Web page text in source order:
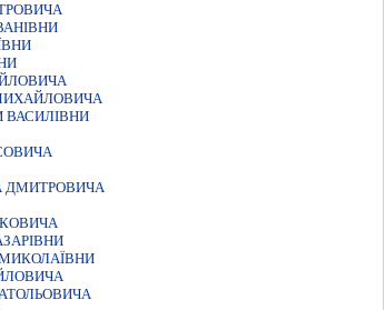
ВАСИЛIВНИ
ДМИТРОВИЧА